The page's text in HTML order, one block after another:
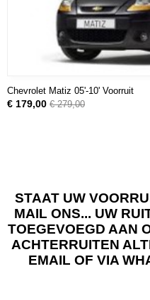
Chevrolet Matiz 05'-10' Voorruit
€ 179,00 € 279,00
STAAT UW
MAIL ONS... UW
TOEGEVOEGD AAN
ACHTERRUITEN
EMAIL OF VIA